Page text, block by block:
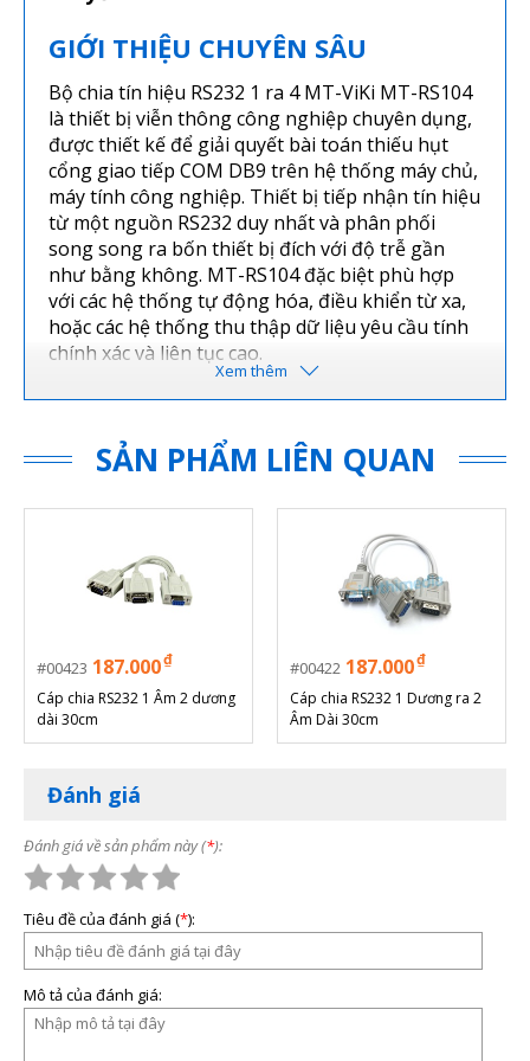
GIỚI THIỆU CHUYÊN SÂU
Bộ chia tín hiệu RS232 1 ra 4 MT-ViKi MT-RS104
là thiết bị viễn thông công nghiệp chuyên dụng,
được thiết kế để giải quyết bài toán thiếu hụt
cổng giao tiếp COM DB9 trên hệ thống máy chủ,
máy tính công nghiệp. Thiết bị tiếp nhận tín hiệu
từ một nguồn RS232 duy nhất và phân phối
song song ra bốn thiết bị đích với độ trễ gần
như bằng không. MT-RS104 đặc biệt phù hợp
với các hệ thống tự động hóa, điều khiển từ xa,
hoặc các hệ thống thu thập dữ liệu yêu cầu tính
chính xác và liên tục cao.
ƯU ĐIỂM VƯỢT TRỘI
Điểm làm nên giá trị của MT-ViKi MT-RS104 nằm
ở độ bền bỉ và khả năng vận hành ổn định. Lớp
vỏ kim loại cứng cáp kích thước 13x9x4cm được
phủ sơn tĩnh điện không chỉ chống rò rỉ điện mà
còn đóng vai trò như một lồng Faraday thu nhỏ,
hạn chế tối đa nhiễu sóng điện từ (EMI) trong
SẢN PHẨM LIÊN QUAN
00423 187.000₫
Cáp chia RS232 1 Âm 2 dương
dài 30cm
00422 187.000₫
Cáp chia RS232 1 Dương ra 2
Âm Dài 30cm
Đánh giá
Đánh giá về sản phẩm này (*):
Tiêu đề của đánh giá (*):
Mô tả của đánh giá: